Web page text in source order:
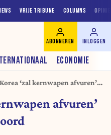
VRIJE TRIBUNE COLUMNS
ECONOMIE
ABONNEREN INLOGGEN
‘zal kernwapen afvuren’
afvuren’